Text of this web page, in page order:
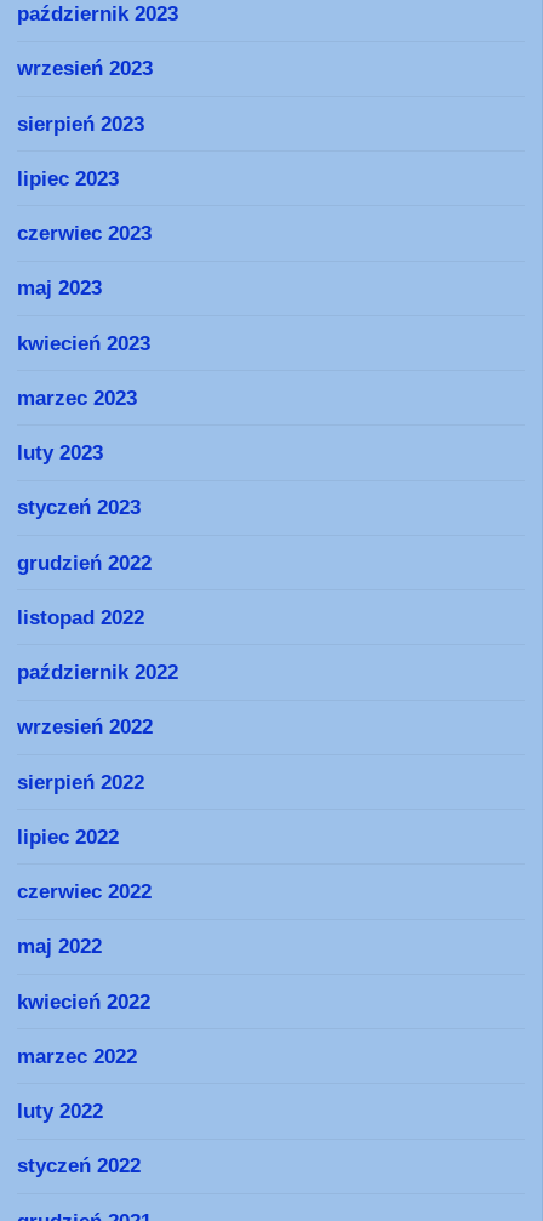
październik 2023
wrzesień 2023
sierpień 2023
lipiec 2023
czerwiec 2023
maj 2023
kwiecień 2023
marzec 2023
luty 2023
styczeń 2023
grudzień 2022
listopad 2022
październik 2022
wrzesień 2022
sierpień 2022
lipiec 2022
czerwiec 2022
maj 2022
kwiecień 2022
marzec 2022
luty 2022
styczeń 2022